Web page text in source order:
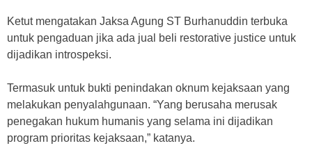
Ketut mengatakan Jaksa Agung ST Burhanuddin terbuka
untuk pengaduan jika ada jual beli restorative justice untuk
dijadikan introspeksi.
Termasuk untuk bukti penindakan oknum kejaksaan yang
melakukan penyalahgunaan. “Yang berusaha merusak
penegakan hukum humanis yang selama ini dijadikan
program prioritas kejaksaan,” katanya.